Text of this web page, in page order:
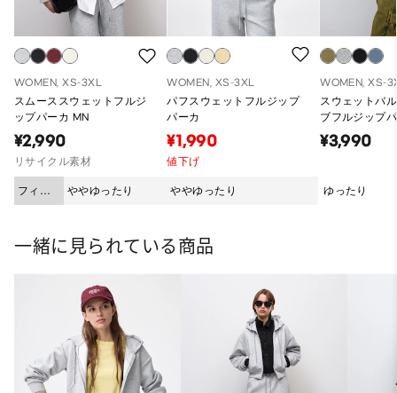
WOMEN, XS-3XL
スムーススウェットフルジ
ップパーカ MN
¥2,990
リサイクル素材
フィッ
ト
ややゆったり
WOMEN, XS-3XL
パフスウェットフルジップ
パーカ
¥1,990
値下げ
ややゆったり
WOMEN, XS-
スウェットバ
ブフルジップ
ーパーオーバ
ット）
¥3,990
ゆったり
一緒に見られている商品